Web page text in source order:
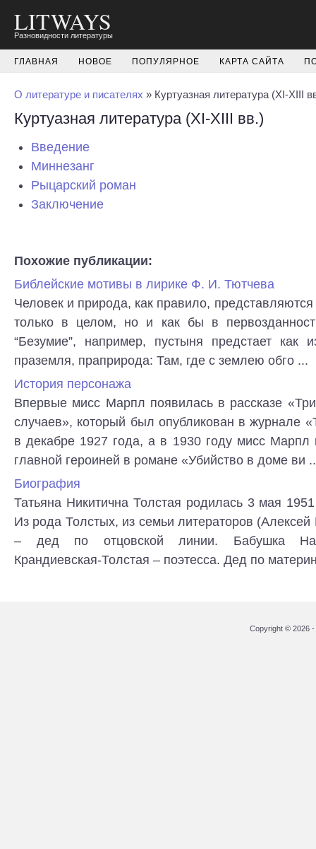
LITWAYS
Разновидности литературы
ГЛАВНАЯ НОВОЕ ПОПУЛЯРНОЕ КАРТА САЙТА
О литературе и писателях » Куртуазная литература (XI-XIII
Куртуазная литература (XI-XIII вв.)
Введение
Миннезанг
Рыцарский роман
Заключение
Похожие публикации:
Библейские мотивы в лирике Ф. И. Тютчева
Человек и природа, как правило,
только в целом, но и как бы в
“Безумие”, например, пустыня предстает как
праземля, праприрода: Там, где с землею обго ...
История персонажа
Впервые мисс Марпл появилась в рассказе
случаев», который был опубликован в журнале
в декабре 1927 года, а в 1930 году мисс Марпл
главной героиней в романе «Убийство в доме ви
Биография
Татьяна Никитична Толстая родилась 3 мая
Из рода Толстых, из семьи литераторов
– дед по отцовской линии. Бабушка
Крандиевская-Толстая – поэтесса. Дед по
Copyright © 2026 -